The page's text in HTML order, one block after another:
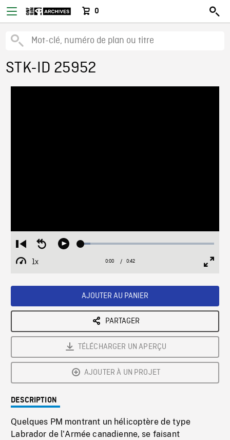
0
STK-ID 25952
Restart
from
beginning
Seek
Play Loaded:
1x
Playback
Current
0:00 / Duration
0:42
AJOUTER AU PANIER
PARTAGER
TÉLÉCHARGER UN APERÇU
AJOUTER À UN PROJET
DESCRIPTION
Quelques PM montrant un hélicoptère de type
Labrador de l'Armée canadienne, se faisant